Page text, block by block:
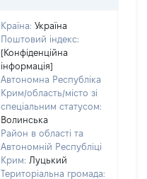
Країна: Україна
Поштовий індекс:
[Конфіденційна
інформація]
Автономна Республіка
Крим/область/місто зі
спеціальним статусом:
Волинська
Район в області та
Автономній Республіці
Крим: Луцький
Територіальна громада: